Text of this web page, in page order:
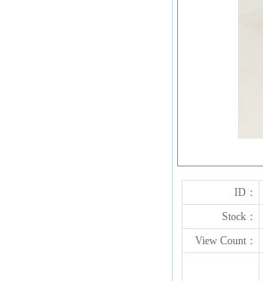
ID：
Stock：
View Count：